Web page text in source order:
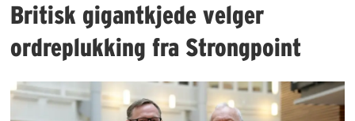
Britisk gigantkjede velger
ordreplukking fra Strongpoint